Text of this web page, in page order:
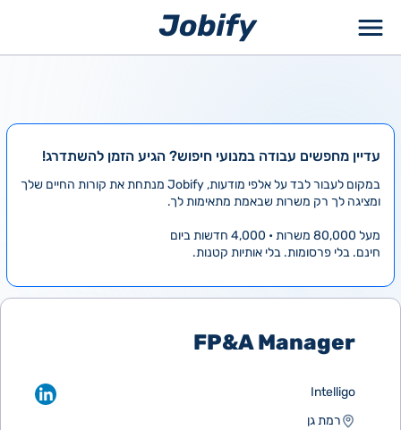
עדיין מחפשים עבודה במנועי חיפוש? הגיע הזמן להשתדרג!
במקום לעבור לבד על אלפי מודעות, Jobify מנתחת את קורות החיים שלך
ומציגה לך רק משרות שבאמת מתאימות לך.
מעל 80,000 משרות • 4,000 חדשות ביום
חינם. בלי פרסומות. בלי אותיות קטנות.
FP&A Manager
Intelligo
רמת גן